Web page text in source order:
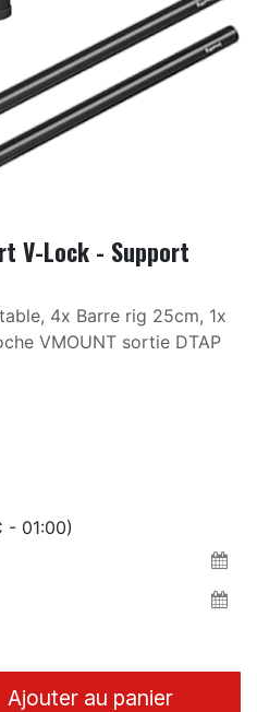
V-Lock - Support
4x Barre rig 25cm, 1x
VMOUNT sortie DTAP
- 01:00)
Ajouter au panier